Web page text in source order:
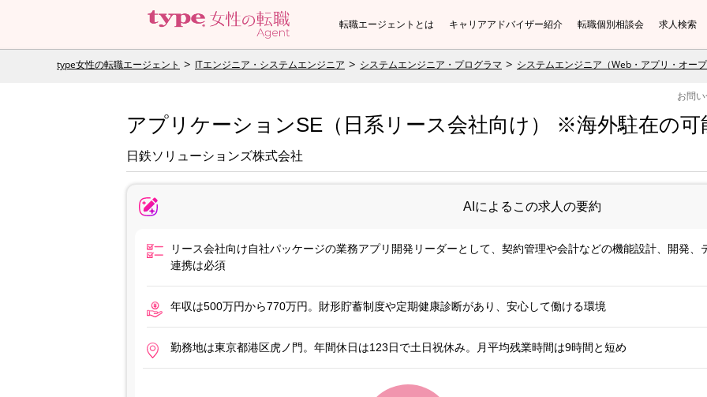
転職エージェントとは キャリアアドバイザー紹介 転職個別相談会 求人検索
type女性の転職エージェント ITエンジニア・システムエンジニア システムエンジニア・プログラマ システムエンジニア（Web・アプリ・オー
お問
アプリケーションSE（日系リース会社向け） ※海外駐在の可
日鉄ソリューションズ株式会社
AIによるこの求人の要約
リース会社向け自社パッケージの業務アプリ開発リーダーとして、契約管理や会計などの機能設計、開発
連携は必須
年収は500万円から770万円。財形貯蓄制度や定期健康診断があり、安心して働ける環境
勤務地は東京都港区虎ノ門。年間休日は123日で土日祝休み。月平均残業時間は9時間と短め